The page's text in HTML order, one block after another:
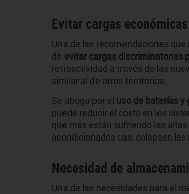
Evitar cargas
Una de las recomendaciones
de evitar cargas discriminatorias
retroactividad a través de las
similar al de otros territorios.
Se aboga por el uso de baterías y
puede reducir el costo en los
que más están sufriendo las
acondicionados casi colapsan
Necesidad de
Una de las necesidades para el